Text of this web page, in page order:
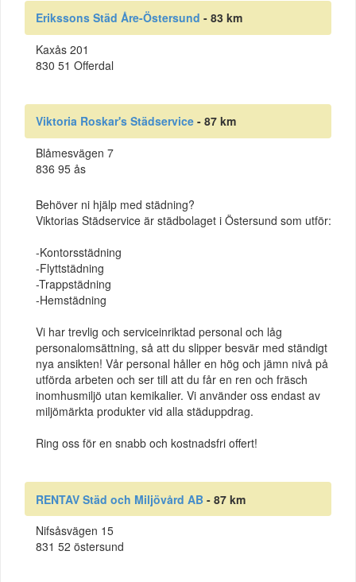
Erikssons Städ Åre-Östersund - 83 km
Kaxås 201
830 51 Offerdal
Viktoria Roskar's Städservice - 87 km
Blåmesvägen 7
836 95 ås
Behöver ni hjälp med städning?
Viktorias Städservice är städbolaget i Östersund som utför:
-Kontorsstädning
-Flyttstädning
-Trappstädning
-Hemstädning
Vi har trevlig och serviceinriktad personal och låg
personalomsättning, så att du slipper besvär med ständigt
nya ansikten! Vår personal håller en hög och jämn nivå på
utförda arbeten och ser till att du får en ren och fräsch
inomhusmiljö utan kemikalier. Vi använder oss endast av
miljömärkta produkter vid alla städuppdrag.
Ring oss för en snabb och kostnadsfri offert!
RENTAV Städ och Miljövård AB - 87 km
Nifsåsvägen 15
831 52 östersund